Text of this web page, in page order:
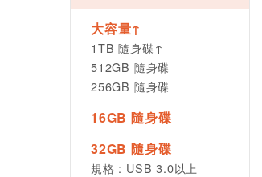
大容量↑
1TB 隨身碟↑
512GB 隨身碟
256GB 隨身碟
16GB 隨身碟
32GB 隨身碟
規格 : USB 3.0以上